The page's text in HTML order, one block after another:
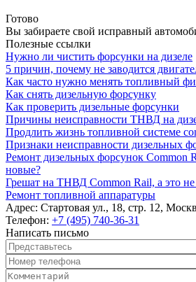
Готово
Вы забираете свой исправный
Полезные ссылки
Нужно ли чистить форсунки на дизеле
5 причин, почему не заводится
Как часто нужно менять топливный
Как снять дизельную форсунку
Как проверить дизельные форсунки
Причины неисправности ТНВД на
Продлить жизнь топливной системе
Признаки неисправности дизельных
Ремонт дизельных форсунок Common
новые?
Грешат на ТНВД Common Rail, а это не
Ремонт топливной аппаратуры
Адрес: Стартовая ул., 18, стр. 12,
Телефон: +7 (495) 740-36-31
Написать письмо
Представьтесь
Номер телефона
Комментарий